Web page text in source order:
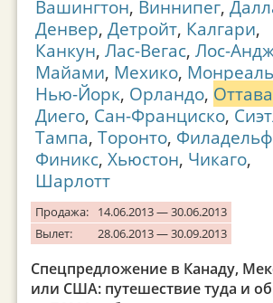
Вашингтон, Виннипег,
Денвер, Детройт, Калгари,
Канкун, Лас-Вегас, Лос-
Майами, Мехико, Монреаль
Нью-Йорк, Орландо, Оттава
Диего, Сан-Франциско,
Тампа, Торонто,
Финикс, Хьюстон, Чикаго,
Шарлотт
Продажа:
14.06.2013 — 30.06.2013
Вылет:
28.06.2013 — 30.09.2013
Спецпредложение в Канаду,
или США: путешествие туда и